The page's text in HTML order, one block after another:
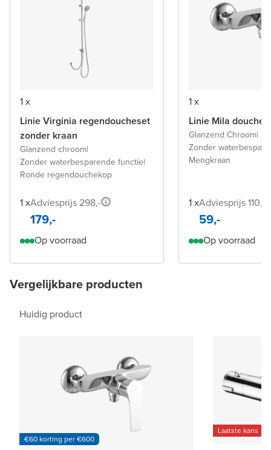
1 x
Linie Virginia regendoucheset
zonder kraan
Glanzend chroom|
Zonder waterbesparende functie|
Ronde regendouchekop
1 xAdviesprijs 298,-
179,-
Op voorraad
1 x
Linie Mila
Glanzend Chroom|
Zonder
Mengkraan
1 xAdviesprijs 110,-
59,-
Op voorraad
Vergelijkbare producten
Huidig product
€60 korting per €600
Laatste kans